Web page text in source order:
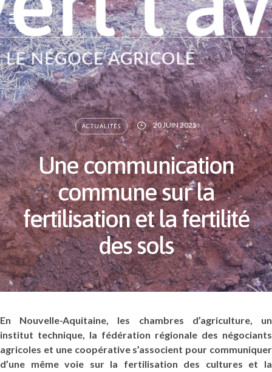
ACTUALITÉS 20 JUIN 2025
Une communication
commune sur la
fertilisation et la fertilité
des sols
En Nouvelle-Aquitaine, les chambres d’agriculture, un
institut technique, la fédération régionale des négociants
agricoles et une coopérative s’associent pour communiquer
d’une même voie sur la fertilisation des cultures et la